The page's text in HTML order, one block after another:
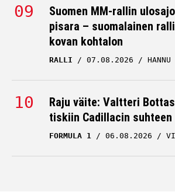
pisara – suomalainen
kovan kohtalon
RALLI 07.08.2026
Raju väite: Valtteri
tiskiin Cadillacin suhteen
FORMULA 1 06.08.2026